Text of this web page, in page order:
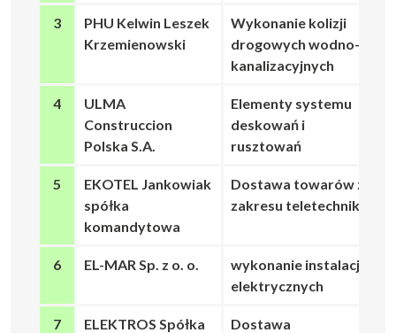
3
PHU Kelwin Leszek
Krzemienowski
Wykonanie kolizji
drogowych wodno-
kanalizacyjnych
4
ULMA
Construccion
Polska S.A.
Elementy systemu
deskowań i
rusztowań
5
EKOTEL Jankowiak
spółka
komandytowa
Dostawa towarów z
zakresu teletechniki
6 EL-MAR Sp. z o. o.
wykonanie instalacji
elektrycznych
7
ELEKTROS Spółka
Dostawa